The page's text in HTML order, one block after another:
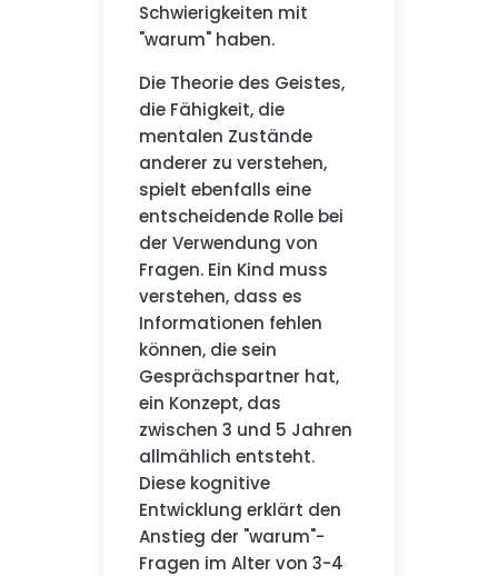
Schwierigkeiten mit
"warum" haben.
Die Theorie des Geistes,
die Fähigkeit, die
mentalen Zustände
anderer zu verstehen,
spielt ebenfalls eine
entscheidende Rolle bei
der Verwendung von
Fragen. Ein Kind muss
verstehen, dass es
Informationen fehlen
können, die sein
Gesprächspartner hat,
ein Konzept, das
zwischen 3 und 5 Jahren
allmählich entsteht.
Diese kognitive
Entwicklung erklärt den
Anstieg der "warum"-
Fragen im Alter von 3-4